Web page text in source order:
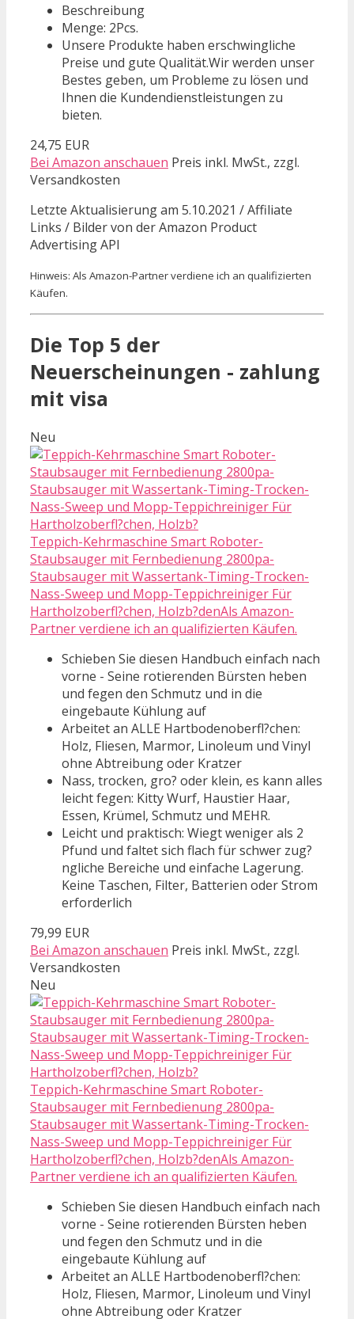
Beschreibung
Menge: 2Pcs.
Unsere Produkte haben erschwingliche
Preise und gute Qualität.Wir werden unser
Bestes geben, um Probleme zu lösen und
Ihnen die Kundendienstleistungen zu
bieten.
24,75 EUR
Bei Amazon anschauen Preis inkl. MwSt., zzgl.
Versandkosten
Letzte Aktualisierung am 5.10.2021 / Affiliate
Links / Bilder von der Amazon Product
Advertising API
Hinweis: Als Amazon-Partner verdiene ich an qualifizierten
Käufen.
Die Top 5 der
Neuerscheinungen - zahlung
mit visa
Neu
Teppich-Kehrmaschine Smart Roboter-
Staubsauger mit Fernbedienung 2800pa-
Staubsauger mit Wassertank-Timing-Trocken-
Nass-Sweep und Mopp-Teppichreiniger Für
Hartholzoberfl?chen, Holzb?denAls Amazon-
Partner verdiene ich an qualifizierten Käufen.
Schieben Sie diesen Handbuch einfach nach
vorne - Seine rotierenden Bürsten heben
und fegen den Schmutz und in die
eingebaute Kühlung auf
Arbeitet an ALLE Hartbodenoberfl?chen:
Holz, Fliesen, Marmor, Linoleum und Vinyl
ohne Abtreibung oder Kratzer
Nass, trocken, gro? oder klein, es kann alles
leicht fegen: Kitty Wurf, Haustier Haar,
Essen, Krümel, Schmutz und MEHR.
Leicht und praktisch: Wiegt weniger als 2
Pfund und faltet sich flach für schwer zug?
ngliche Bereiche und einfache Lagerung.
Keine Taschen, Filter, Batterien oder Strom
erforderlich
79,99 EUR
Bei Amazon anschauen Preis inkl. MwSt., zzgl.
Versandkosten
Neu
Teppich-Kehrmaschine Smart Roboter-
Staubsauger mit Fernbedienung 2800pa-
Staubsauger mit Wassertank-Timing-Trocken-
Nass-Sweep und Mopp-Teppichreiniger Für
Hartholzoberfl?chen, Holzb?denAls Amazon-
Partner verdiene ich an qualifizierten Käufen.
Schieben Sie diesen Handbuch einfach nach
vorne - Seine rotierenden Bürsten heben
und fegen den Schmutz und in die
eingebaute Kühlung auf
Arbeitet an ALLE Hartbodenoberfl?chen:
Holz, Fliesen, Marmor, Linoleum und Vinyl
ohne Abtreibung oder Kratzer